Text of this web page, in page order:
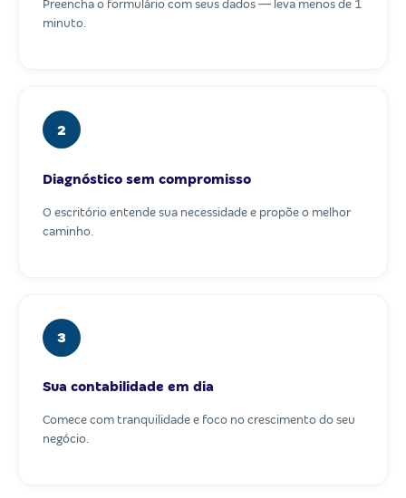
Preencha o formulário com seus dados — leva menos de 1
minuto.
2
Diagnóstico sem compromisso
O escritório entende sua necessidade e propõe o melhor
caminho.
3
Sua contabilidade em dia
Comece com tranquilidade e foco no crescimento do seu
negócio.